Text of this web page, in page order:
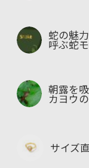
蛇の魅
呼ぶ蛇
朝露を
カヨウ
サイズ